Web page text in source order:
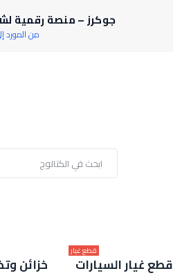
جوكرز – منصة رقمية
من المورد
قطع غيار السيارات
قطع غيار
خزائن